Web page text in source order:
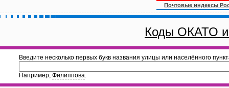
Почтовые индексы
Коды ОКАТО
Введите несколько первых букв названия улицы или населённого
Например, Филиппова.